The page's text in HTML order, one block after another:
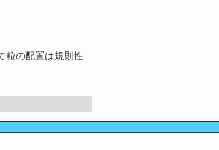
粒の配置は規則性